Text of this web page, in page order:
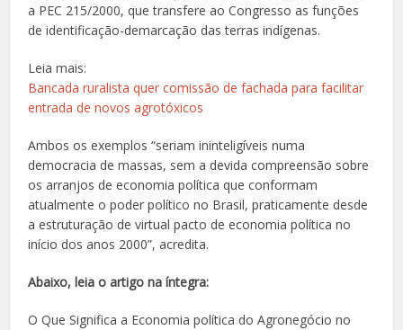
a PEC 215/2000, que transfere ao Congresso as funções
de identificação-demarcação das terras indígenas.
Leia mais:
Bancada ruralista quer comissão de fachada para facilitar
entrada de novos agrotóxicos
Ambos os exemplos “seriam ininteligíveis numa
democracia de massas, sem a devida compreensão sobre
os arranjos de economia política que conformam
atualmente o poder político no Brasil, praticamente desde
a estruturação de virtual pacto de economia política no
início dos anos 2000”, acredita.
Abaixo, leia o artigo na íntegra:
O Que Significa a Economia política do Agronegócio no